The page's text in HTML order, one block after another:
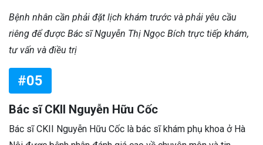
Bệnh nhân cần phải đặt lịch khám trước và phải yêu cầu
riêng để được Bác sĩ Nguyễn Thị Ngọc Bích trực tiếp khám,
tư vấn và điều trị
#05
Bác sĩ CKII Nguyễn Hữu Cốc
Bác sĩ CKII Nguyễn Hữu Cốc là bác sĩ khám phụ khoa ở Hà